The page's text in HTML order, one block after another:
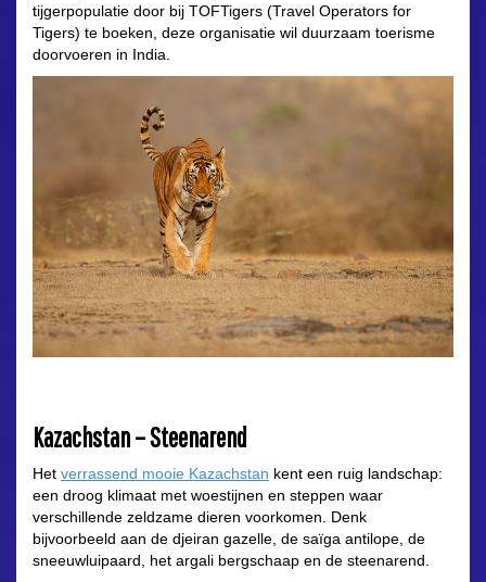
tijgerpopulatie door bij TOFTigers (Travel Operators for
Tigers) te boeken, deze organisatie wil duurzaam toerisme
doorvoeren in India.
Kazachstan – Steenarend
Het verrassend mooie Kazachstan kent een ruig landschap:
een droog klimaat met woestijnen en steppen waar
verschillende zeldzame dieren voorkomen. Denk
bijvoorbeeld aan de djeiran gazelle, de saïga antilope, de
sneeuwluipaard, het argali bergschaap en de steenarend.